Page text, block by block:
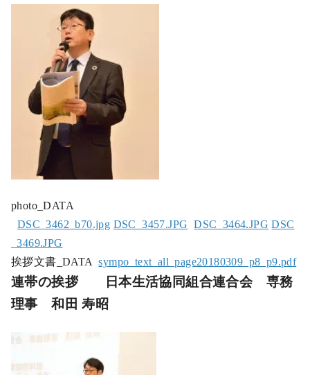
photo_DATA
DSC_3462_b70.jpg DSC_3457.JPG DSC_3464.JPG DSC
_3469.JPG
挨拶文書_DATAsympo_text_all_page20180309_p8_p9.pdf
連帯の挨拶 日本生活協同組合連合会 専務
理事 和田 寿昭